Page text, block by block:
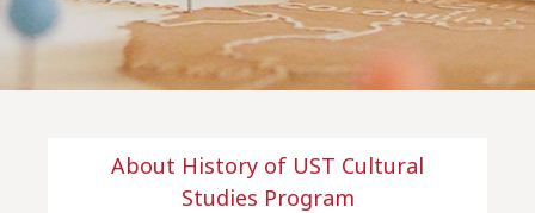
About History of UST Cultural
Studies Program